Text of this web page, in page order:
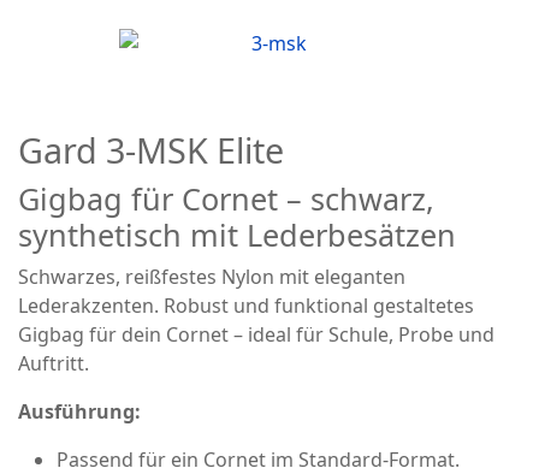
Gard 3-MSK Elite
Gigbag für Cornet – schwarz,
synthetisch mit Lederbesätzen
Schwarzes, reißfestes Nylon mit eleganten
Lederakzenten. Robust und funktional gestaltetes
Gigbag für dein Cornet – ideal für Schule, Probe und
Auftritt.
Ausführung:
Passend für ein Cornet im Standard‑Format.